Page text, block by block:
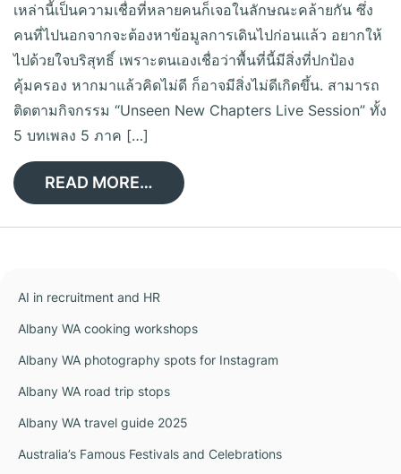
เหล่านี้เป็นความเชื่อที่หลายคนก็เจอในลักษณะคล้ายกัน ซึ่ง
คนที่ไปนอกจากจะต้องหาข้อมูลการเดินไปก่อนแล้ว อยากให้
ไปด้วยใจบริสุทธิ์ เพราะตนเองเชื่อว่าพื้นที่นี้มีสิ่งที่ปกป้อง
คุ้มครอง หากมาแล้วคิดไม่ดี ก็อาจมีสิ่งไม่ดีเกิดขึ้น. สามารถ
ติดตามกิจกรรม “Unseen New Chapters Live Session” ทั้ง
5 บทเพลง 5 ภาค […]
READ MORE…
AI in recruitment and HR
Albany WA cooking workshops
Albany WA photography spots for Instagram
Albany WA road trip stops
Albany WA travel guide 2025
Australia’s Famous Festivals and Celebrations